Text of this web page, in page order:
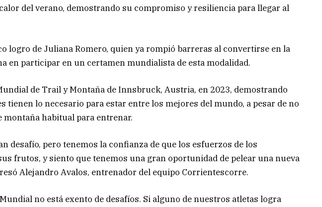
del verano, demostrando su compromiso y resiliencia para llegar al
logro de Juliana Romero, quien ya rompió barreras al convertirse en la
en participar en un certamen mundialista de esta modalidad.
de Trail y Montaña de Innsbruck, Austria, en 2023, demostrando
tienen lo necesario para estar entre los mejores del mundo, a pesar de no
habitual para entrenar.
desafío, pero tenemos la confianza de que los esfuerzos de los
frutos, y siento que tenemos una gran oportunidad de pelear una nueva
Alejandro Avalos, entrenador del equipo Corrientescorre.
no está exento de desafíos. Si alguno de nuestros atletas logra